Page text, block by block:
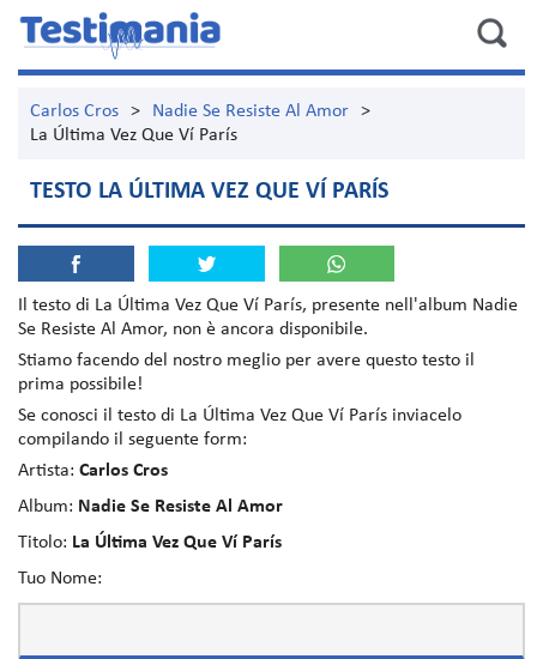
Carlos Cros > Nadie Se Resiste Al Amor
>
La Última Vez Que Ví París
TESTO LA ÚLTIMA VEZ QUE VÍ PARÍS
Il testo di La Última Vez Que Ví París, presente nell'album Nadie
Se Resiste Al Amor, non è ancora disponibile.
Stiamo facendo del nostro meglio per avere questo testo il
prima possibile!
Se conosci il testo di La Última Vez Que Ví París inviacelo
compilando il seguente form:
Artista: Carlos Cros
Album: Nadie Se Resiste Al Amor
Titolo: La Última Vez Que Ví París
Tuo Nome: